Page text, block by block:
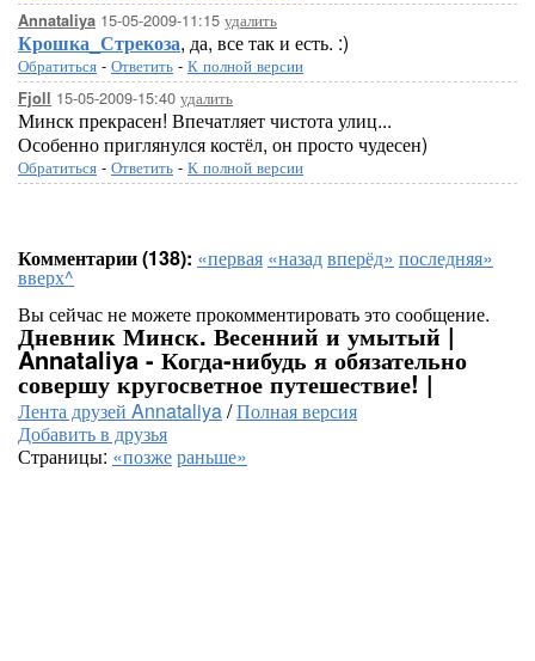
Annataliya 15-05-2009-11:15 удалить
Крошка_Стрекоза, да, все так и есть. :)
Обратиться - Ответить - К полной версии
Fjoll 15-05-2009-15:40 удалить
Минск прекрасен! Впечатляет чистота улиц...
Особенно приглянулся костёл, он просто чудесен)
Обратиться - Ответить - К полной версии
Комментарии (138): «первая «назадвперёд» последняя»
вверх^
Вы сейчас не можете прокомментировать это сообщение.
Дневник Минск. Весенний и умытый |
Annataliya - Когда-нибудь я обязательно
совершу кругосветное путешествие! |
Лента друзей Annataliya/Полная версия
Добавить в друзья
Страницы: «позжераньше»